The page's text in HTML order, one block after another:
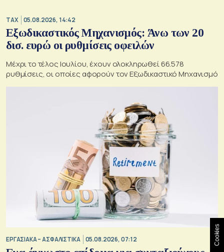
TAX 05.08.2026, 14:42
Εξωδικαστικός Μηχανισμός: Άνω των 20
δισ. ευρώ οι ρυθμίσεις οφειλών
Μέχρι το τέλος Ιουλίου, έχουν ολοκληρωθεί 66.578
ρυθμίσεις, οι οποίες αφορούν τον Εξωδικαστικό Μηχανισμό
ΕΡΓΑΣΙΑΚΑ – ΑΣΦΑΛΙΣΤΙΚΑ 05.08.2026, 07:12 Cookies